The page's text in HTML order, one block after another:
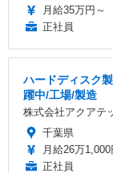
月給35万円～
正社員
ハードディスク
躍中/工場/製造
株式会社アクアテ
千葉県
月給26万1,000
正社員